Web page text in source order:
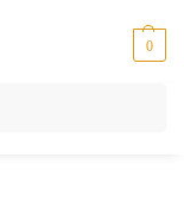
0